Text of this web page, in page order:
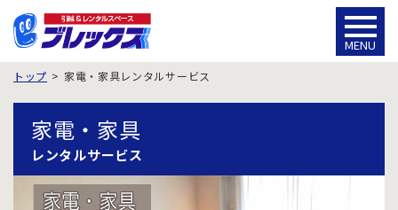
MENU
トップ 家電・家具レンタルサービス
家電・家具
レンタルサービス